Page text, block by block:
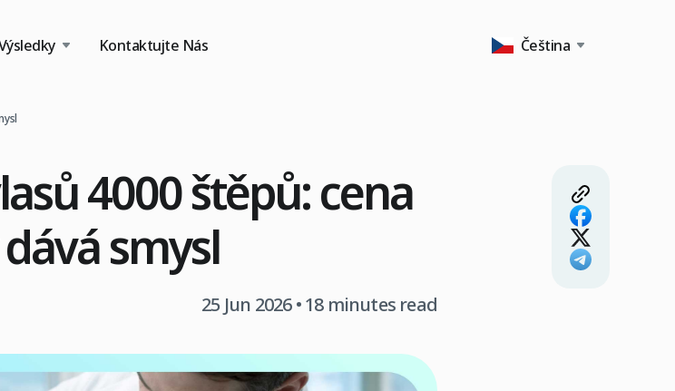
Kontaktujte Nás Čeština
4000 štěpů: cena
smysl
25 Jun 2026• 18 minutes read